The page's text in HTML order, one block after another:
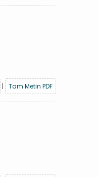
| Tam Metin PDF